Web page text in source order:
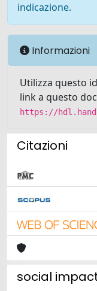
indicazione.
Informazioni
Utilizza questo
link a questo
https://
Citazioni
social